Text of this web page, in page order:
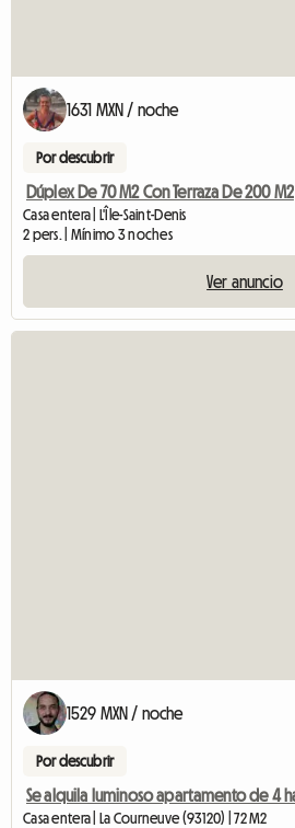
1631 MXN / noche
Por descubrir
Dúplex De 70 M2 Con Terraza De 200 M2
Casa entera | L'Île-Saint-Denis
2 pers. | Mínimo 3 noches
Ver anuncio
1529 MXN / noche
Por descubrir
Casa entera | La Courneuve (93120) | 72 M2